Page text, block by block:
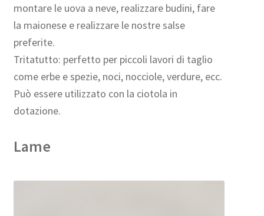
montare le uova a neve, realizzare budini, fare
la maionese e realizzare le nostre salse
preferite.
Tritatutto: perfetto per piccoli lavori di taglio
come erbe e spezie, noci, nocciole, verdure, ecc.
Può essere utilizzato con la ciotola in
dotazione.
Lame